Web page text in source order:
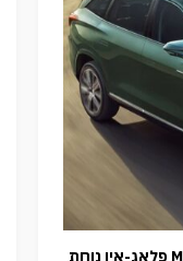
מהפכה בסגמנט 7 המושבים: MG MGS9 פלאג-אין נוחת